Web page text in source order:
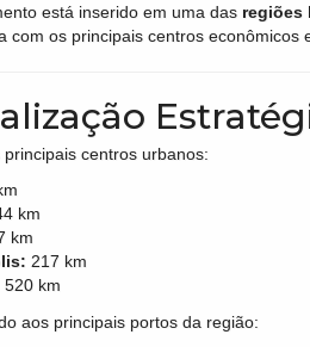
está inserido em uma das regiões
com os principais centros econômicos
principais centros urbanos:
km
km
217 km
520 km
aos principais portos da região: